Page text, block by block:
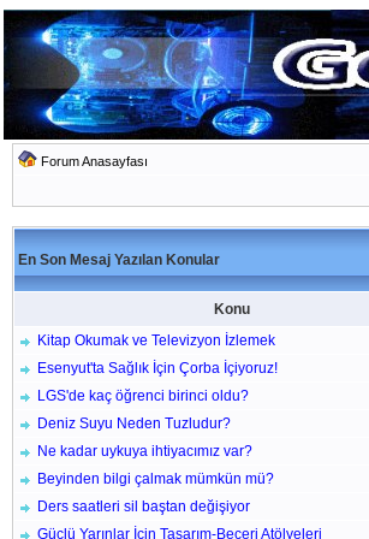
Forum Anasayfası
En Son Mesaj Yazılan Konular
Konu
Kitap Okumak ve Televizyon İzlemek
Esenyut'ta Sağlık İçin Çorba İçiyoruz!
LGS'de kaç öğrenci birinci oldu?
Deniz Suyu Neden Tuzludur?
Ne kadar uykuya ihtiyacımız var?
Beyinden bilgi çalmak mümkün mü?
Ders saatleri sil baştan değişiyor
Güçlü Yarınlar İçin Tasarım-Beceri Atölyeleri